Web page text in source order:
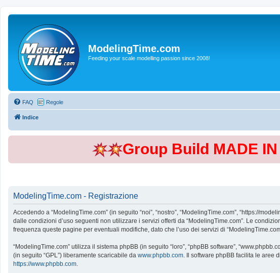
ModelingTime.com
Feeding your scale modelling passion since 2008!
FAQ Regole
Indice
Group Build MADE
ModelingTime.com - Registrazione
Accedendo a “ModelingTime.com” (in seguito “noi”, “nostro”, “ModelingTime.com”, “https://
dalle condizioni d’uso seguenti non utilizzare i servizi offerti da “ModelingTime.com”. Le
frequenza queste pagine per eventuali modifiche, dato che l’uso dei servizi di
“ModelingTime.com” utilizza il sistema phpBB (in seguito “loro”, “phpBB software”,
(in seguito “GPL”) liberamente scaricabile da www.phpbb.com . Il software phpBB facilita le
https://www.phpbb.com